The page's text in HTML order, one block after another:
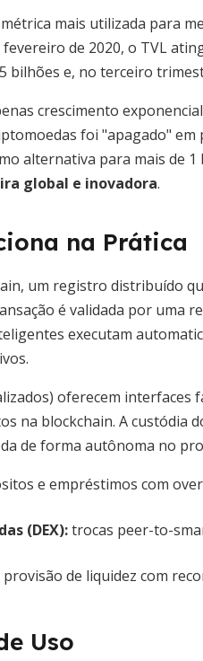
mais utilizada para
de 2020, o TVL
bilhões e, no terceiro
crescimento
foi "apagado"
alternativa para mais de
global e inovadora.
na Prática
um registro distribuído
é validada por uma
executam
oferecem
na blockchain. A custódia
de forma autônoma no
e empréstimos com
(DEX):trocas peer-to-
de liquidez com
Uso